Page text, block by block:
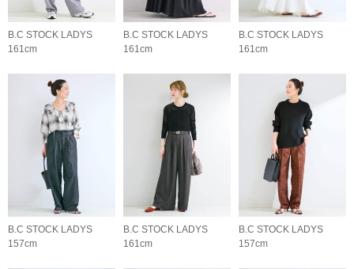
B.C STOCK LADYS
161cm
B.C STOCK LADYS
161cm
B.C STOCK LADYS
161cm
B.C STOCK LADYS
157cm
B.C STOCK LADYS
161cm
B.C STOCK LADYS
157cm